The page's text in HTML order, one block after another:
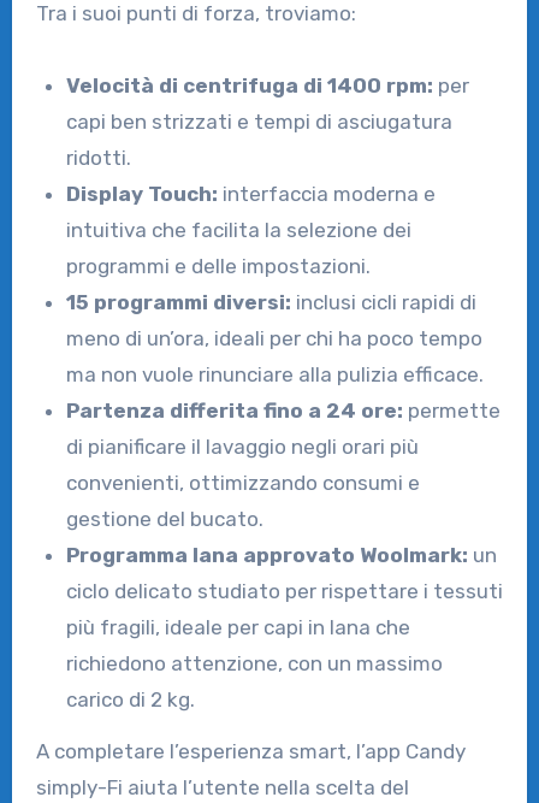
Tra i suoi punti di forza, troviamo:
Velocità di centrifuga di 1400 rpm: per
capi ben strizzati e tempi di asciugatura
ridotti.
Display Touch: interfaccia moderna e
intuitiva che facilita la selezione dei
programmi e delle impostazioni.
15 programmi diversi: inclusi cicli rapidi di
meno di un’ora, ideali per chi ha poco tempo
ma non vuole rinunciare alla pulizia efficace.
Partenza differita fino a 24 ore: permette
di pianificare il lavaggio negli orari più
convenienti, ottimizzando consumi e
gestione del bucato.
Programma lana approvato Woolmark: un
ciclo delicato studiato per rispettare i tessuti
più fragili, ideale per capi in lana che
richiedono attenzione, con un massimo
carico di 2 kg.
A completare l’esperienza smart, l’app Candy
simply-Fi aiuta l’utente nella scelta del